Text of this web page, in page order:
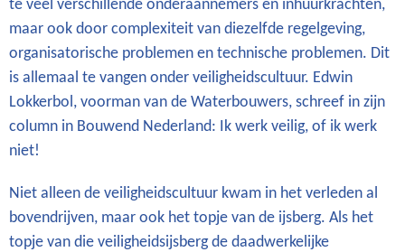
te veel verschillende onderaannemers en inhuurkrachten,
maar ook door complexiteit van diezelfde regelgeving,
organisatorische problemen en technische problemen. Dit
is allemaal te vangen onder veiligheidscultuur. Edwin
Lokkerbol, voorman van de Waterbouwers, schreef in zijn
column in Bouwend Nederland: Ik werk veilig, of ik werk
niet!
Niet alleen de veiligheidscultuur kwam in het verleden al
bovendrijven, maar ook het topje van de ijsberg. Als het
topje van die veiligheidsijsberg de daadwerkelijke